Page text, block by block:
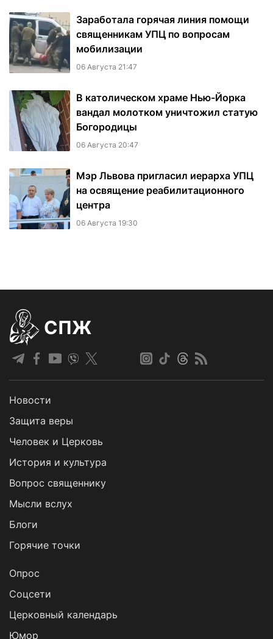
Заработала горячая линия помощи
священникам УПЦ по вопросам
мобилизации
06 Августа 21:47
В католическом храме Нью-Йорка
вандал молотком уничтожил статую
Богородицы
06 Августа 20:47
Мэр Львова пригласил иерарха УПЦ
на освящение реабилитационного
центра
06 Августа 19:30
СПЖ
Новости
Защита веры
Человек и Церковь
История и культура
Вопрос священнику
Мысли вслух
Блоги
Горячие точки
Опрос
Cоцсети
Церковный календарь
Юмор